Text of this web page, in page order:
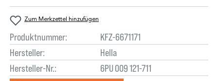
Zum Merkzettel hinzufügen
Produktnummer:
KFZ-6671171
Hersteller:
Hella
Hersteller-Nr.:
6PU 009 121-711